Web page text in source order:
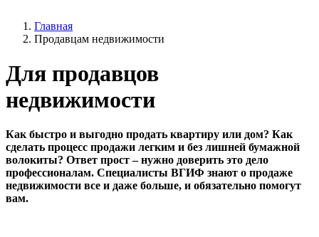
Главная
Продавцам недвижимости
Для продавцов
недвижимости
Как быстро и выгодно продать квартиру или дом? Как
сделать процесс продажи легким и без лишней бумажной
волокиты? Ответ прост – нужно доверить это дело
профессионалам. Специалисты ВГИФ знают о продаже
недвижимости все и даже больше, и обязательно помогут
вам.